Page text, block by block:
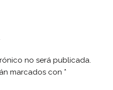
no será publicada.
marcados con *